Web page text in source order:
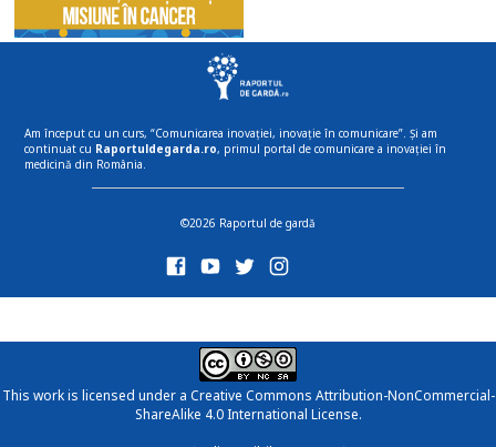
Am început cu un curs, “Comunicarea inovației, inovație în comunicare”. Și am
continuat cu Raportuldegarda.ro, primul portal de comunicare a inovației în
medicină din România.
©2026 Raportul de gardă
This work is licensed under a Creative Commons Attribution-NonCommercial-
ShareAlike 4.0 International License.